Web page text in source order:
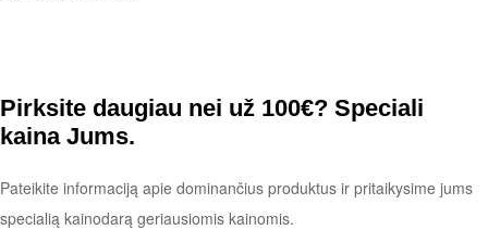
Pirksite daugiau nei už 100€? Speciali
kaina Jums.
Pateikite informaciją apie dominančius produktus ir pritaikysime jums
specialią kainodarą geriausiomis kainomis.